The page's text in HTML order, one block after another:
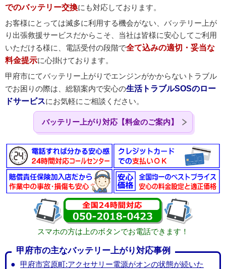
でのバッテリー交換にも対応しております。
お客様にとっては滅多に利用する機会がない、バッテリー上が
り出張救援サービスだからこそ、当社は皆様に安心してご利用
いただける様に、電話受付の段階で全て込みの適切・妥当な
料金提示に心掛けております。
甲府市にてバッテリー上がりでエンジンがかからないトラブル
でお困りの際は、総額案内で安心の生活トラブルSOSのロー
ドサービスにお気軽にご相談ください。
バッテリー上がり対応【料金のご案内】
スマホの方は上のボタンでお電話できます！
甲府市の主なバッテリー上がり対応事例
甲府市宮原町:アクセサリー電源がオンの状態が続いた